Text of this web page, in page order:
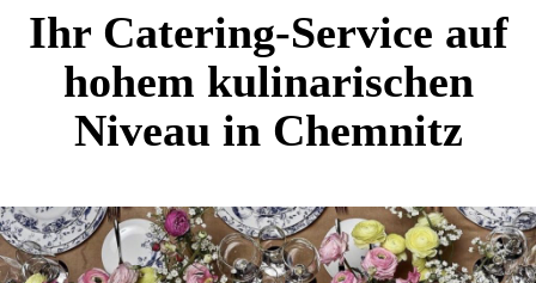
Ihr Catering-Service auf
hohem kulinarischen
Niveau in Chemnitz